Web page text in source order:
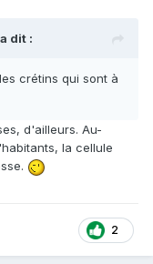
a dit :
crétins qui sont à
d'ailleurs. Au-
la cellule
2